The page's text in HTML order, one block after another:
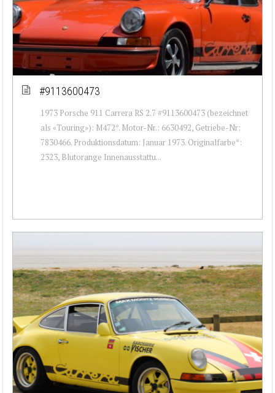
#9113600473
1973 Porsche 911 Carrera RS 2.7 #9113600473 (bezeichnet
als «Touring»): M472*. Motor-Nr.: 6630492, Getriebe-Nr:
7830466. Produktionsdatum: Januar 1973. Originalfarbe*:
2323, Blutorange Innenausstattu...